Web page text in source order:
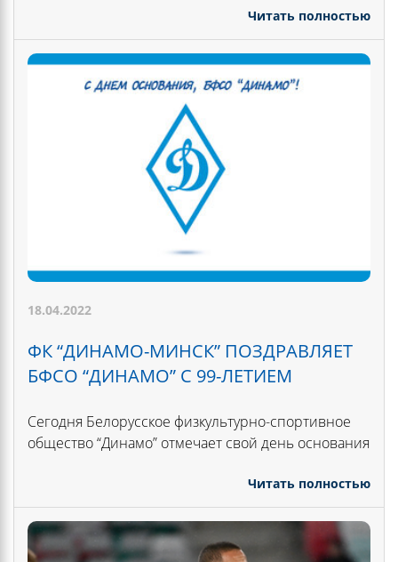
Читать полностью
18.04.2022
ФК “ДИНАМО-МИНСК” ПОЗДРАВЛЯЕТ
БФСО “ДИНАМО” С 99-ЛЕТИЕМ
Сегодня Белорусское физкультурно-спортивное
общество “Динамо” отмечает свой день основания
Читать полностью